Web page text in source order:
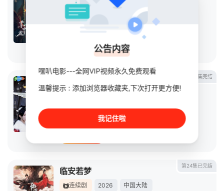
连续剧
导演：未知
胡亦瑶
立即播放
第24集完结
赴刃
导演：矫莉丽
/ 胡亦瑶 / 雷澍
第24集已完结
临安若梦
连续剧 2026
中国大陆
公告内容
嘿叭电影---全网VIP视频永久免费观看
温馨提示 : 添加浏览器收藏夹,下次打开更方便!
我记住啦